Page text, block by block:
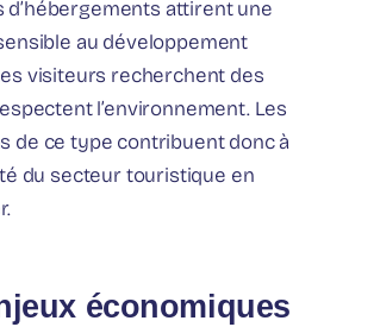
d’hébergements attirent une
au développement
visiteurs recherchent des
l’environnement. Les
de ce type contribuent donc à
du secteur touristique en
économiques